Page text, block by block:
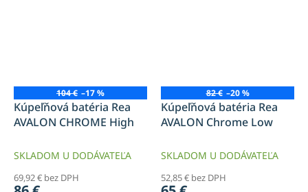
104 € –17 %
Kúpeľňová batéria Rea
AVALON CHROME High
SKLADOM U DODÁVATEĽA
69,92 € bez DPH
82 € –20 %
Kúpeľňová batéria Rea
AVALON Chrome Low
SKLADOM U DODÁVATEĽA
52,85 € bez DPH